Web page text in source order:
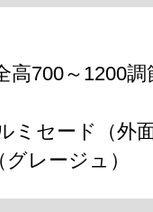
高700～1200調
ミセード（外
レージュ）